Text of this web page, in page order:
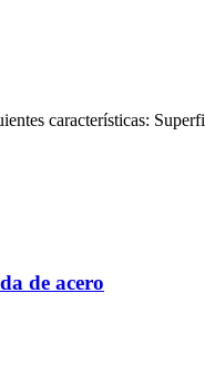
características:
de acero